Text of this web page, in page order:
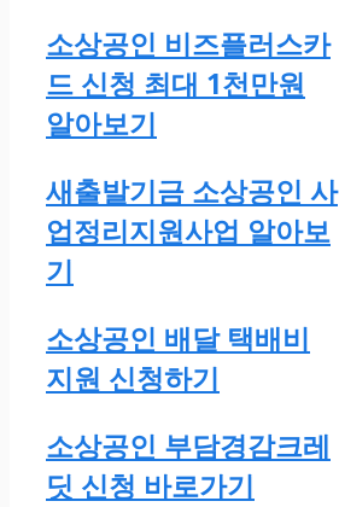
소상공인 비즈플러스카
드 신청 최대 1천만원
알아보기
새출발기금 소상공인 사
업정리지원사업 알아보
기
소상공인 배달 택배비
지원 신청하기
소상공인 부담경감크레
딧 신청 바로가기